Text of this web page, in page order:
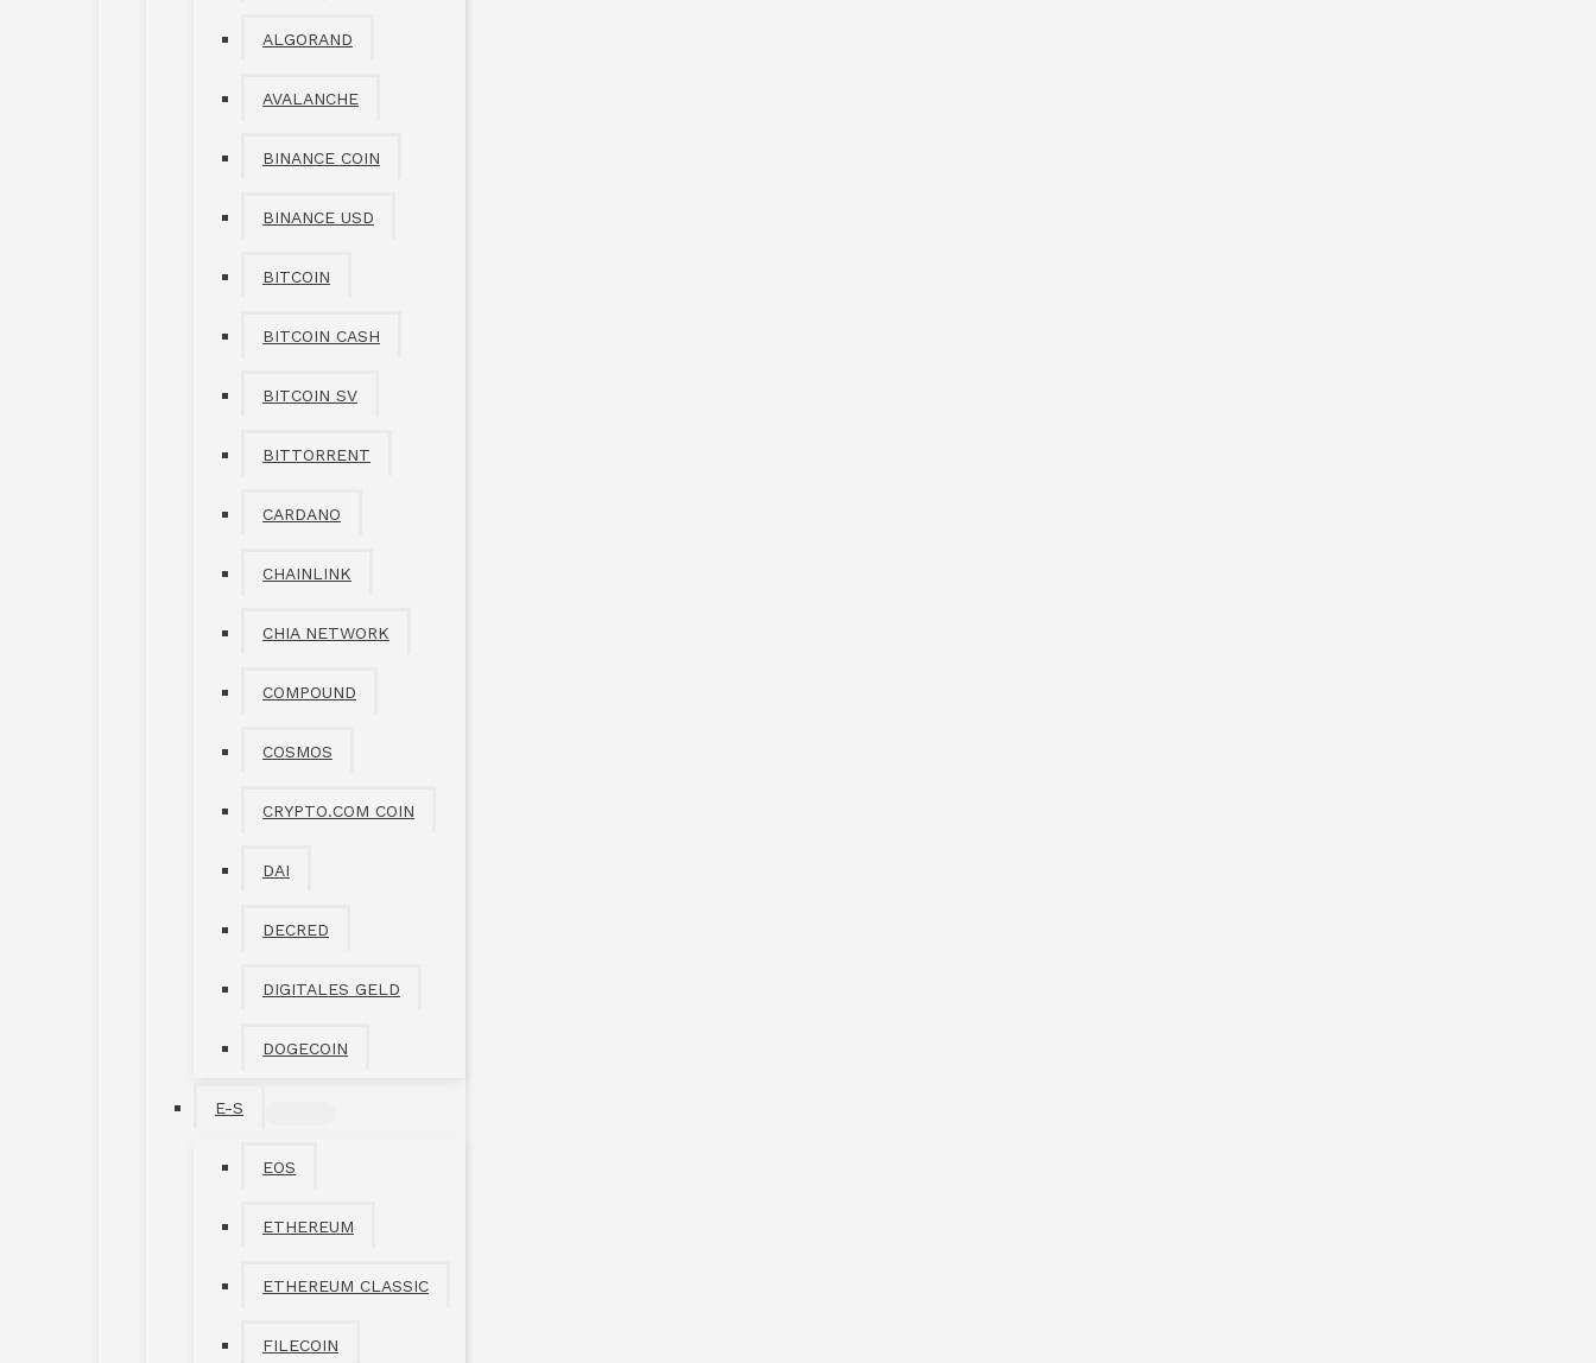
ALGORAND
AVALANCHE
BINANCE COIN
BINANCE USD
BITCOIN
BITCOIN CASH
BITCOIN SV
BITTORRENT
CARDANO
CHAINLINK
CHIA NETWORK
COMPOUND
COSMOS
CRYPTO.COM COIN
DAI
DECRED
DIGITALES GELD
DOGECOIN
E-S
EOS
ETHEREUM
ETHEREUM CLASSIC
FILECOIN